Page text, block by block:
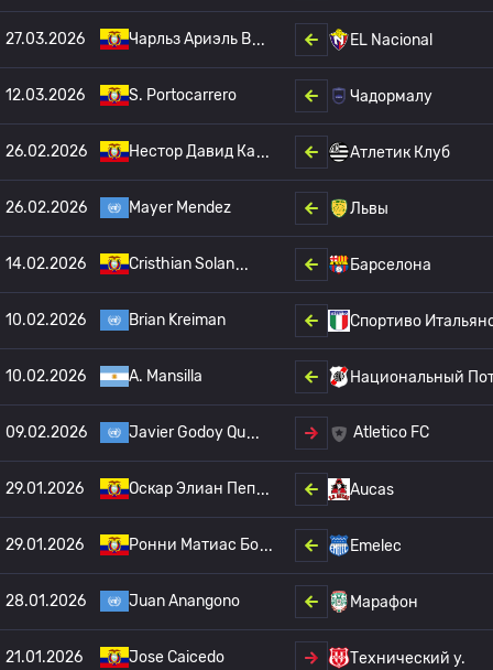
27.03.2026 Чарльз Ариэль В EL Nacional
12.03.2026 S. Portocarrero Чадормалу
26.02.2026 Нестор Давид Ка Атлетик Клуб
26.02.2026 Mayer Mendez Львы
14.02.2026 Cristhian Solan Барселона
10.02.2026 Brian Kreiman Спортиво
10.02.2026 A. Mansilla Национальный
09.02.2026 Javier Godoy Qu Atletico FC
29.01.2026 Оскар Элиан Пеп Aucas
29.01.2026 Ронни Матиас Бо Emelec
28.01.2026 Juan Anangono Марафон
21.01.2026 Jose Caicedo Технический у.